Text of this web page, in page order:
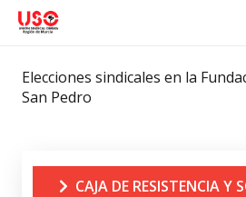
Elecciones sindicales en la
San Pedro
CAJA DE RESISTENCIA Y